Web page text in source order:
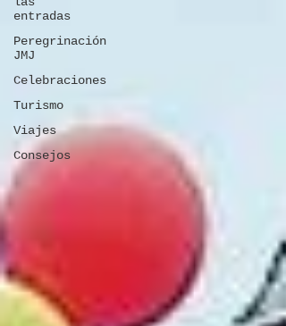
entradas
Peregrinación
JMJ
Celebraciones
Turismo
Viajes
Consejos